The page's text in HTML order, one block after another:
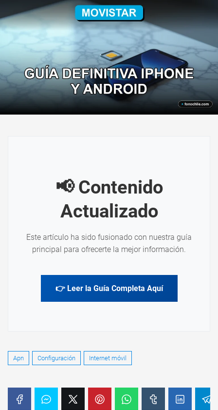
📢 Contenido
Actualizado
Este artículo ha sido fusionado con nuestra guía
principal para ofrecerte la mejor información.
👉 Leer la Guía Completa Aquí
Apn Configuración Internet móvil